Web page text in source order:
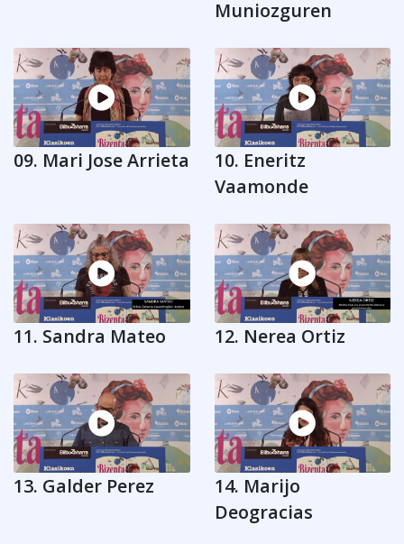
Muniozguren
09. Mari Jose Arrieta
10. Eneritz
Vaamonde
11. Sandra Mateo 12. Nerea Ortiz
13. Galder Perez
14. Marijo
Deogracias